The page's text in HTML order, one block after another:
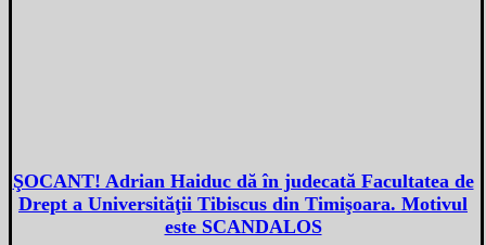
ŞOCANT! Adrian Haiduc dă în judecată Facultatea de
Drept a Universităţii Tibiscus din Timişoara. Motivul
este SCANDALOS